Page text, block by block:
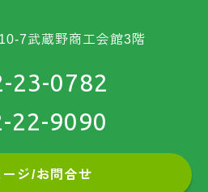
7武蔵野商工会館3階
23-0782
22-9090
ージ/お問合せ